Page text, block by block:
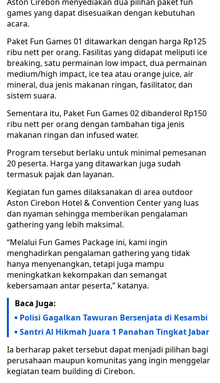
games yang dapat disesuaikan dengan kebutuhan
acara.
Paket Fun Games 01 ditawarkan dengan harga Rp125
ribu nett per orang. Fasilitas yang didapat meliputi ice
breaking, satu permainan low impact, dua permainan
medium/high impact, ice tea atau orange juice, air
mineral, dua jenis makanan ringan, fasilitator, dan
sistem suara.
Sementara itu, Paket Fun Games 02 dibanderol Rp150
ribu nett per orang dengan tambahan tiga jenis
makanan ringan dan infused water.
Program tersebut berlaku untuk minimal pemesanan
20 peserta. Harga yang ditawarkan juga sudah
termasuk pajak dan layanan.
Kegiatan fun games dilaksanakan di area outdoor
Aston Cirebon Hotel & Convention Center yang luas
dan nyaman sehingga memberikan pengalaman
gathering yang lebih maksimal.
“Melalui Fun Games Package ini, kami ingin
menghadirkan pengalaman gathering yang tidak
hanya menyenangkan, tetapi juga mampu
meningkatkan kekompakan dan semangat
kebersamaan antar peserta,” katanya.
Baca Juga:
Polisi Gagalkan Tawuran Bersenjata di Kesambi
Santri Al Hikmah Juara 1 Panahan Tingkat Jabar
Ia berharap paket tersebut dapat menjadi pilihan bagi
perusahaan maupun komunitas yang ingin menggelar
kegiatan team building di Cirebon.